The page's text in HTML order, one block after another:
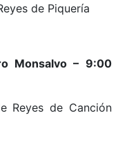
de Piquería
Monsalvo – 9:00
Reyes de Canción